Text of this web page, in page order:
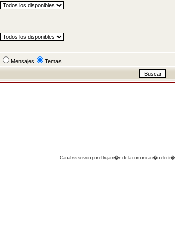
Mensajes Temas
Canalrssservido por eltrujam�nde la comunicaci�n